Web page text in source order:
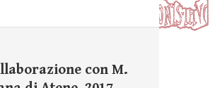
con M.